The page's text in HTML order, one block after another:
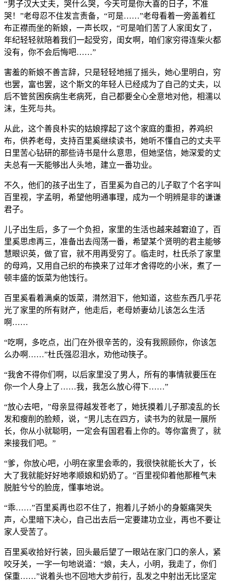
“男子汉大丈夫，哭什么哭，今天可是你大喜的日子，不准
哭！”老母忍不住发言责备，“可是……”老母看着一旁盖着红
布正襟而坐的新娘，一声长叹，“可是咱们苦了人家闺女了，
年纪轻轻就陪着我们一起受穷，闺女啊，咱们家穷得连柴火都
没有，你不会后悔吧……”
害羞的新娘不善言辞，只是轻轻地摇了摇头，她心里明白，穷
也罢，富也罢，这个斯文的年轻人已经成为了自己的丈夫，以
后不管贫困疾病生老病死，自己都要全心全意地对他，相濡以
沫，生死与共。
从此，这个善良朴实的姑娘撑起了这个家庭的重担，养鸡织
布，供养老母，支持百里奚继续读书，她听不懂自己的丈夫平
日里苦心钻研的那些诗书是什么意思，但她坚信，她深爱的丈
夫总有一天能够出人头地，建立一番功业。
不久，他们的孩子出生了，百里奚为自己的儿子取了个名字叫
百里视，字孟明，希望他明通事理，成为一个明辨是非的谦谦
君子。
儿子出生后，多了一个负担，家里的生活也越来越窘迫了，百
里奚思虑再三，准备出去闯荡一番，希望某个贤明的君主能够
慧眼识英，做了官，就不用再受穷了。临走时，杜氏杀了家里
的母鸡，又用自己织的布换来了过年才舍得吃的小米，煮了一
顿丰盛的饭菜为他饯行。
百里奚看着满桌的饭菜，潸然泪下，他知道，这些东西几乎花
光了家里的所有财产，他走后，老母娇妻幼儿该怎么生活
啊……
“吃啊，多吃点，出门在外很辛苦的，没有我照顾你，你该怎
么办啊……”杜氏强忍泪水，劝他动筷子。
“我舍不得你们啊，以后家里没了男人，所有的事情就要压在
你一个人身上了……我，我怎么放心得下……”
“放心去吧，”母亲显得越发苍老了，她抚摸着儿子那凌乱的长
发和瘦削的脸颊，说，“男儿志在四方，读书为的就是一展所
长，你从小就聪明，一定会有国君看上你的。等你富贵了，就
来接我们吧。”
“爹，你放心吧，小明在家里会乖的，我很快就能长大了，长
大了我就能好好地孝顺娘和奶奶了。”百里视仰着他那稚气未
脱脏兮兮的脸庞，懂事地说。
“乖……”百里奚再也忍不住了，抱着儿子娇小的身躯痛哭失
声，心里暗下决心，自己出去后一定要建功立业，再也不要让
家人受苦了。
百里奚收拾好行装，回头最后望了一眼站在家门口的亲人，紧
咬牙关，一字一句地说道：“娘，夫人，小明，我走了，你们
保重……”说着头也不回地大步前行，乱发之中射出无比坚定